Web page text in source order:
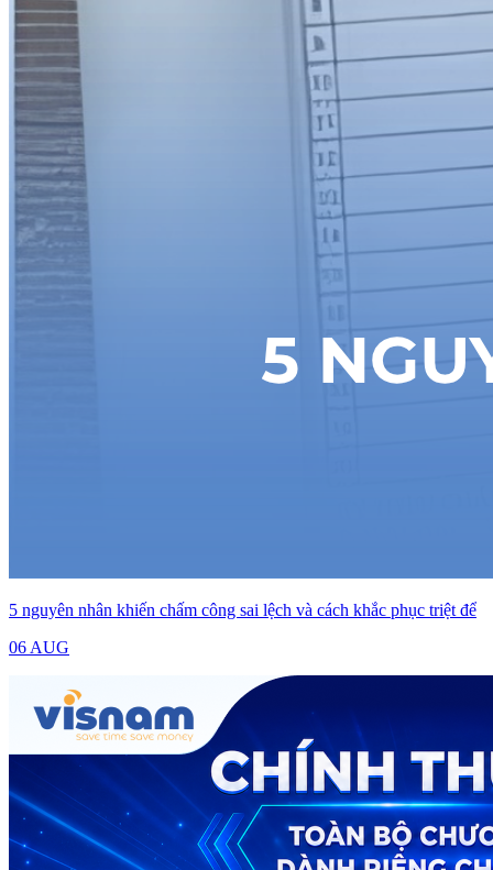
5 nguyên nhân khiến chấm công sai lệch và cách khắc phục triệt để
06 AUG